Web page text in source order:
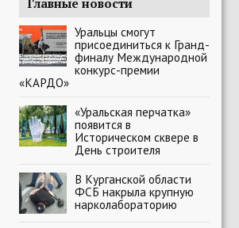
Главные новости
Уральцы смогут
присоединиться к Гранд-
финалу Международной
конкурс-премии
«КАРДО»
«Уральская перчатка»
появится в
Историческом сквере в
День строителя
В Курганской области
ФСБ накрыла крупную
нарколабораторию